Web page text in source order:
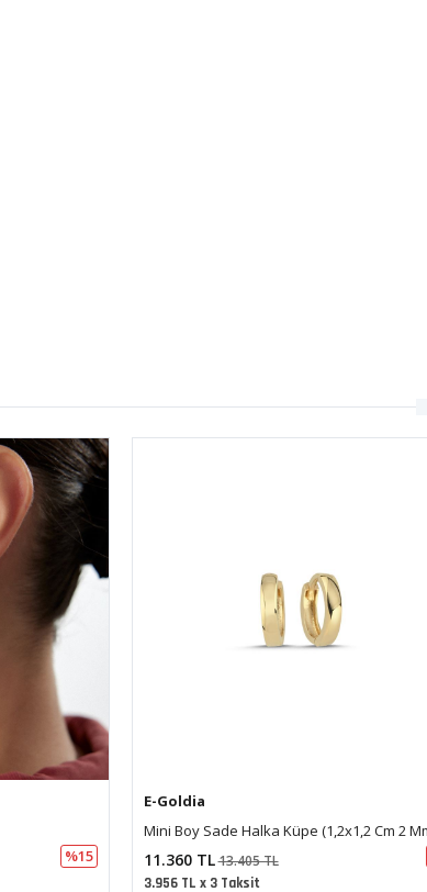
2 Mm)
%15
E-Goldia
Sade Halka Orta Boy Küpe(2*2 Cm 0,2 Mm)
11.299 TL13.333 TL
3.934 TL x 3 Taksit